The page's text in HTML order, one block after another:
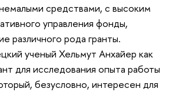
средствами, с высоким
управления фонды,
различного рода гранты.
ученый Хельмут Анхайер как
для исследования опыта работы
безусловно, интересен для